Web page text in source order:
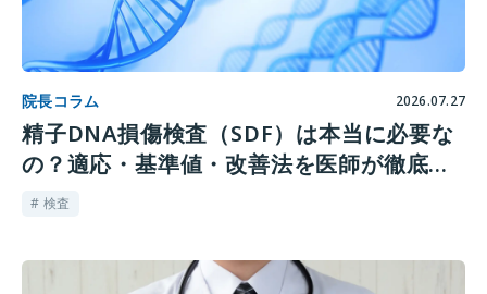
院長コラム 2026.07.27
精子DNA損傷検査（SDF）は本当に必要な
の？適応・基準値・改善法を医師が徹底解
説【2026年最新レビュー】
# 検査